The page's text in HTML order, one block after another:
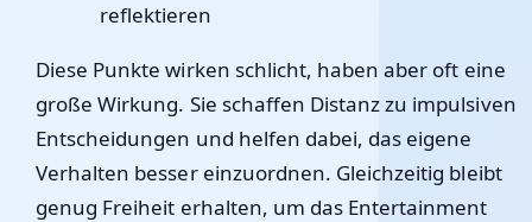
reflektieren
Diese Punkte wirken schlicht, haben aber oft eine
große Wirkung. Sie schaffen Distanz zu impulsiven
Entscheidungen und helfen dabei, das eigene
Verhalten besser einzuordnen. Gleichzeitig bleibt
genug Freiheit erhalten, um das Entertainment